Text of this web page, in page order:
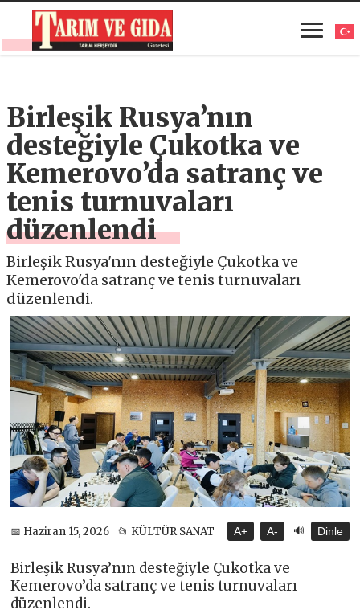
Birleşik Rusya’nın
desteğiyle Çukotka ve
Kemerovo’da satranç ve
tenis turnuvaları
düzenlendi
Birleşik Rusya'nın desteğiyle Çukotka ve
Kemerovo'da satranç ve tenis turnuvaları
düzenlendi.
📅 Haziran 15, 2026 📂 KÜLTÜR SANAT A+ A- 🔊 Dinle
Birleşik Rusya’nın desteğiyle Çukotka ve
Kemerovo’da satranç ve tenis turnuvaları
düzenlendi.